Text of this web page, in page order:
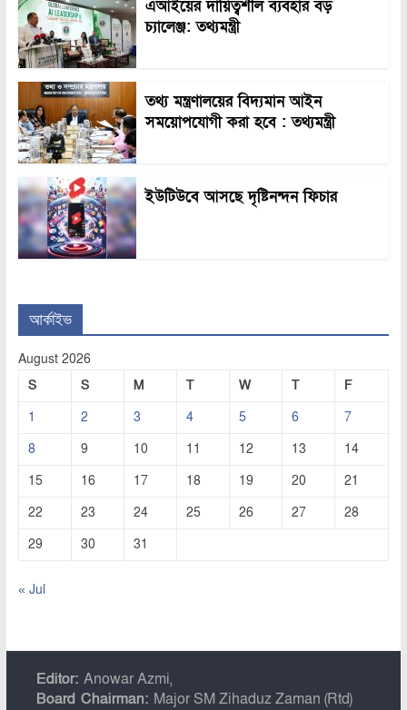
এআইয়ের দায়িত্বশীল ব্যবহার বড়
চ্যালেঞ্জ: তথ্যমন্ত্রী
তথ্য মন্ত্রণালয়ের বিদ্যমান আইন
সময়োপযোগী করা হবে : তথ্যমন্ত্রী
ইউটিউবে আসছে দৃষ্টিনন্দন ফিচার
আর্কাইভ
August 2026
S
S M T W T
F
1
2 3 4 5 6
7
8
9 10 11 12 13
14
15
16 17 18 19 20
21
22
23 24 25 26 27
28
29
30 31
« Jul
Editor: Anowar Azmi,
Board Chairman: Major SM Zihaduz Zaman (Rtd)